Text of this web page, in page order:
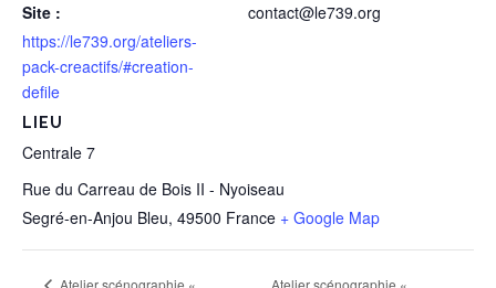
Site :
https://le739.org/ateliers-
pack-creactifs/#creation-
defile
LIEU
Centrale 7
Rue du Carreau de Bois II - Nyoiseau
Segré-en-Anjou Bleu, 49500 France + Google Map
contact@le739.org
Atelier scénographie «